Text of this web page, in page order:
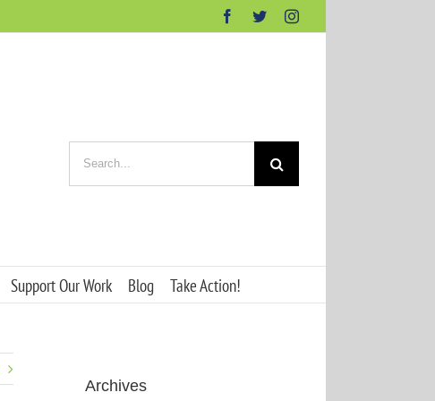
Facebook
TwitterInstagram
for:
Support Our Work Blog Take Action!
Archives